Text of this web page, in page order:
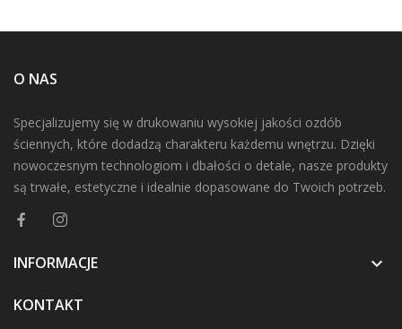
O NAS
Specjalizujemy się w drukowaniu wysokiej jakości ozdób
ściennych, które dodadzą charakteru każdemu wnętrzu. Dzięki
nowoczesnym technologiom i dbałości o detale, nasze produkty
są trwałe, estetyczne i idealnie dopasowane do Twoich potrzeb.
INFORMACJE 
KONTAKT